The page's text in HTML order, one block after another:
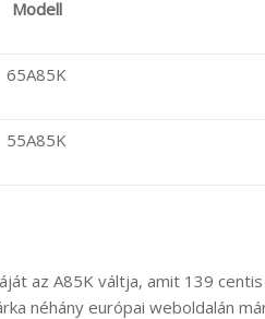
Modell
65A85K
55A85K
az A85K váltja, amit 139
néhány európai weboldalán